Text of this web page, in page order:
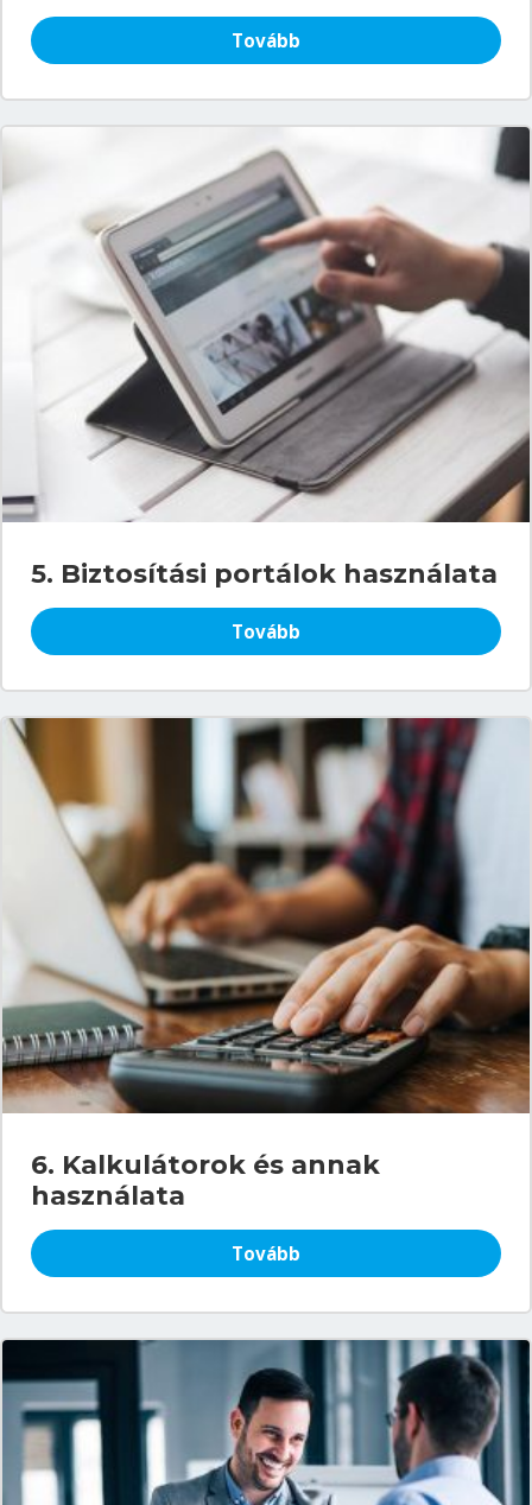
Tovább
5. Biztosítási portálok használata
Tovább
6. Kalkulátorok és annak
használata
Tovább